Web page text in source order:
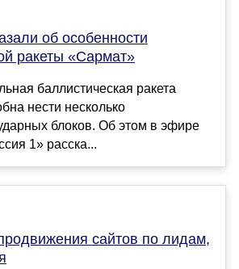
об особенности
ракеты «Сармат»
баллистическая ракета
нести несколько
блоков. Об этом в эфире
1» расска...
сайтов по лидам,